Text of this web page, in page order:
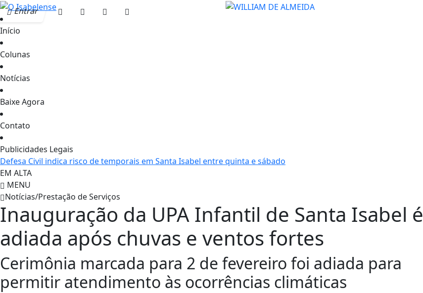
Entrar
Início
Colunas
Notícias
Baixe Agora
Contato
Publicidades Legais
Defesa Civil indica risco de temporais em Santa Isabel entre quinta e sábado
EM ALTA
MENU
Notícias/Prestação de Serviços
Inauguração da UPA Infantil de Santa Isabel é
adiada após chuvas e ventos fortes
Cerimônia marcada para 2 de fevereiro foi adiada para
permitir atendimento às ocorrências climáticas